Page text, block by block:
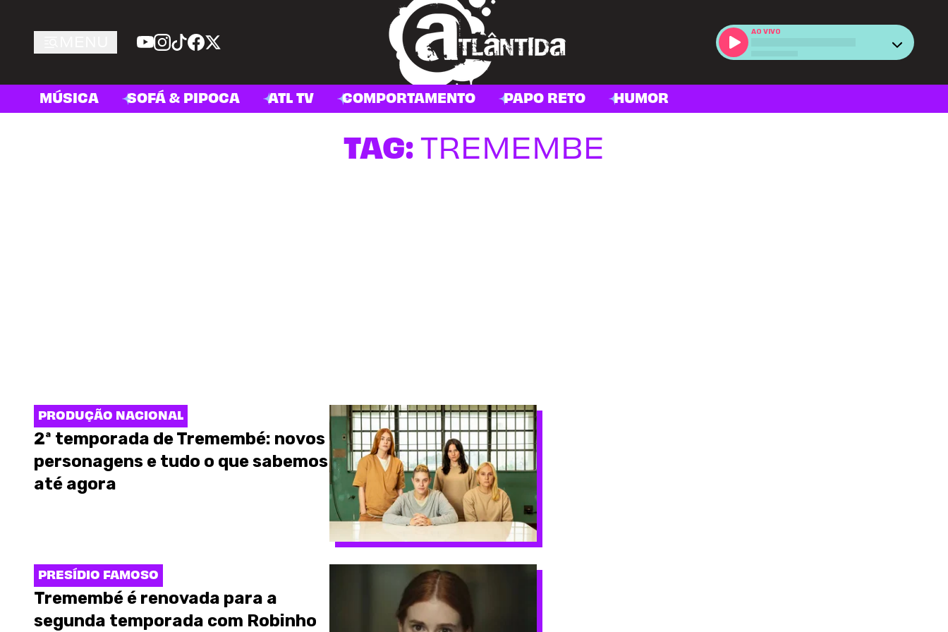
AO VIVO
MÚSICA SOFÁ & PIPOCA ATL TV COMPORTAMENTO PAPO RETO HUMOR
TAG:TREMEMBE
PRODUÇÃO NACIONAL
2ª temporada de Tremembé: novos
personagens e tudo o que sabemos
até agora
PRESÍDIO FAMOSO
Tremembé é renovada para a
segunda temporada com Robinho